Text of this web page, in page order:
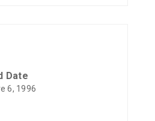
Date
6, 1996